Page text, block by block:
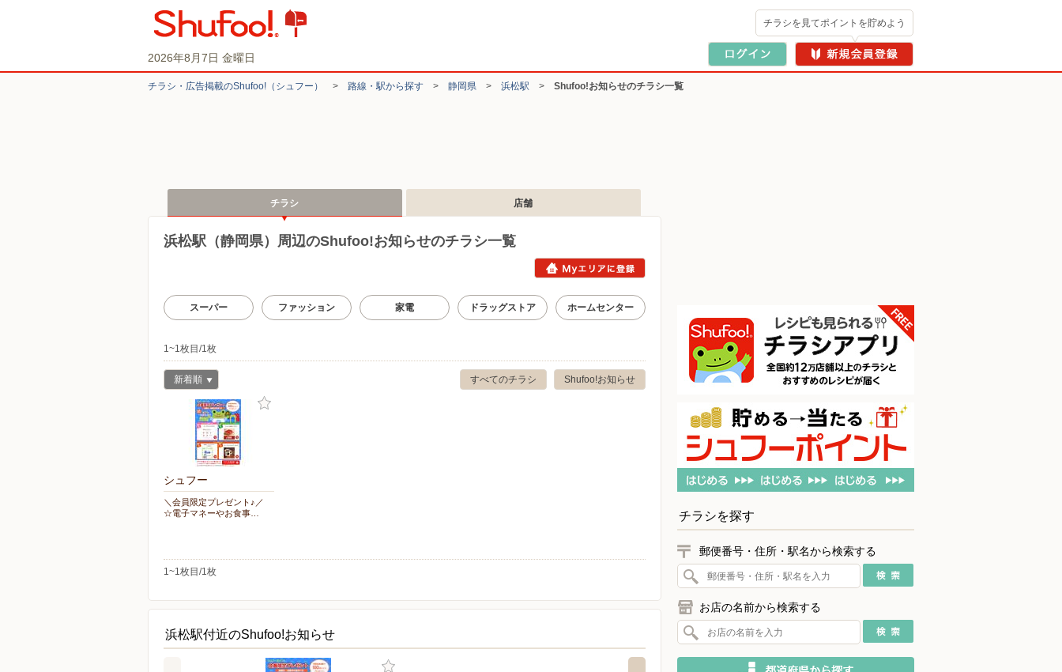
2026年8月7日 金曜日
チラシを見てポイントを貯めよう
チラシ・​広告掲載の​Shufoo!​（シュフー） > 路線・駅から探す > 静岡県 > 浜松駅 > Shufoo!お知らせのチラシ一覧
チラシ 店舗
浜松駅（静岡県）周辺のShufoo!お知らせのチラシ一覧
スーパー ファッション 家電 ドラッグストア ホームセンター
1~1枚目/1枚
Shufoo!お知らせ
すべてのチラシ
新着順
シュフー
＼会員限定プレゼント♪／
☆電子マネーやお食事…
1~1枚目/1枚
浜松駅付近のShufoo!お知らせ
チラシを探す
郵便番号・住所・駅名から検索する
お店の名前から検索する